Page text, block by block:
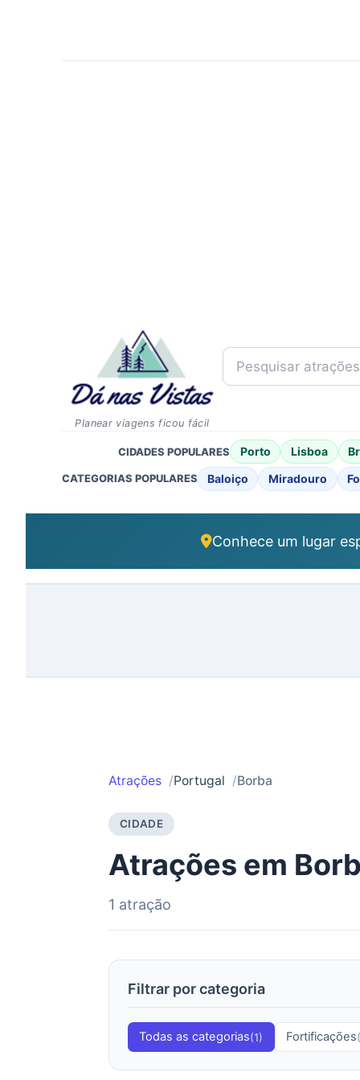
Planear viagens ficou fácil
Pesquisar
CIDADES POPULARES Porto Lisboa
CATEGORIAS POPULARES Baloiço Miradouro
Conhece um lugar
Atrações Portugal Borba
CIDADE
Atrações em
1 atração
Filtrar por categoria
Todas as categorias(1) Fortificações